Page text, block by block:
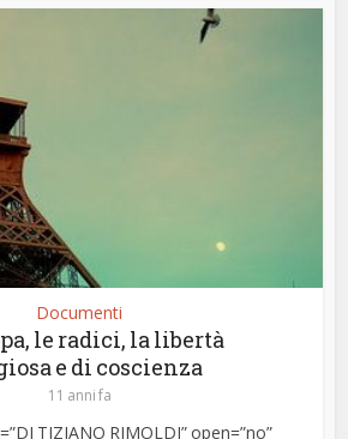
Documenti
le radici, la libertà
e di coscienza
11 anni fa
TIZIANO RIMOLDI” open=”no”